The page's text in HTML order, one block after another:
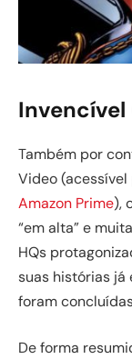
Também por
Video
Amazon Prime),
“em alta” e
HQs
suas histórias
foram
De forma